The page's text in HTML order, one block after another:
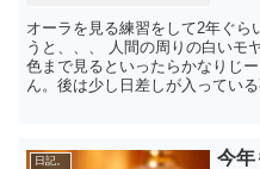
オーラを見る練習をして2年ぐ
うと、、、 人間の周りの白いモ
色まで見るといったらかなりじ
ん。後は少し日差しが入ってい
日記。 今年